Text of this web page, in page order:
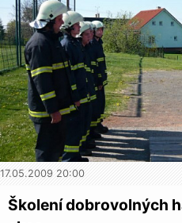
17.05.2009 20:00
Školení dobrovolných